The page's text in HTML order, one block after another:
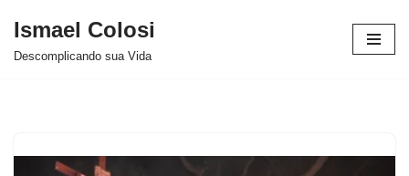
Avançar
Ismael Colosi
Descomplicando sua Vida